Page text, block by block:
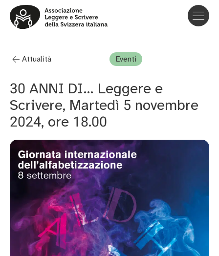
Attualità Eventi
30 ANNI DI… Leggere e
Scrivere, Martedì 5 novembre
2024, ore 18.00